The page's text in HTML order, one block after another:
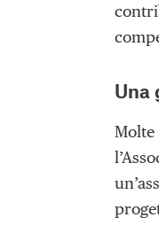
Una
Molte